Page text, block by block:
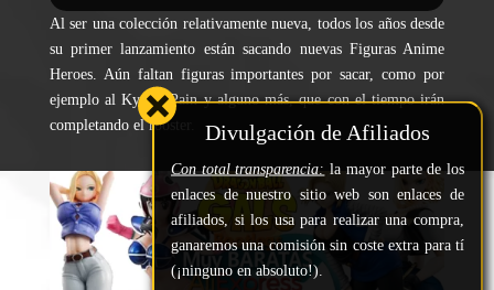
Divulgación de Afiliados
Con total transparencia: la mayor parte de los
enlaces de nuestro sitio web son enlaces de
afiliados, si los usa para realizar una compra,
ganaremos una comisión sin coste extra para tí
(¡ninguno en absoluto!).
Al ser una colección relativamente nueva, todos los años desde
su primer lanzamiento están sacando nuevas Figuras Anime
Heroes. Aún faltan figuras importantes por sacar, como por
ejemplo al Kyubi, Pain y alguno más, que con el tiempo irán
completando el rooster.